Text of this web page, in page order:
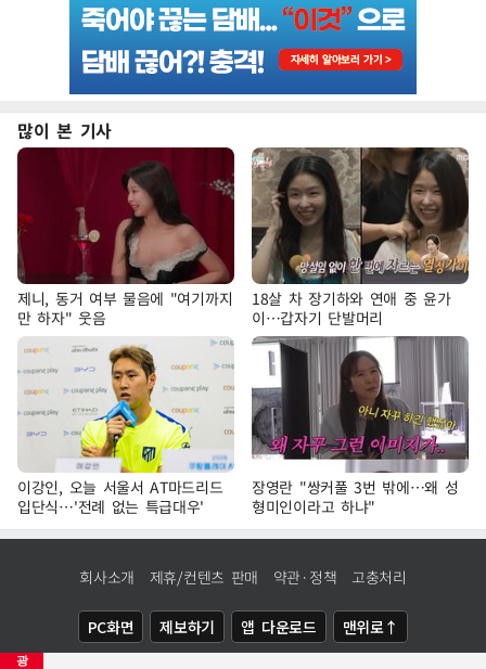
광
많이 본 기사
제니, 동거 여부 물음에 "여기까지
만 하자" 웃음
18살 차 장기하와 연애 중 윤가
이…갑자기 단발머리
이강인, 오늘 서울서 AT마드리드
입단식…'전례 없는 특급대우'
장영란 "쌍커풀 3번 밖에…왜 성
형미인이라고 하냐"
회사소개 제휴/컨텐츠 판매 약관·정책 고충처리
PC화면 제보하기 앱 다운로드 맨위로↑